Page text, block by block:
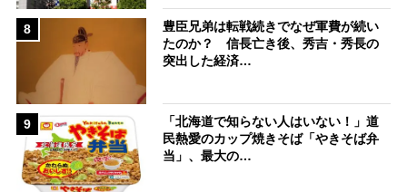
8
豊臣兄弟は転戦続きでなぜ軍費が続い
たのか？ 信長亡き後、秀吉・秀長の
突出した経済…
9
「北海道で知らない人はいない！」道
民熱愛のカップ焼きそば「やきそば弁
当」、最大の…